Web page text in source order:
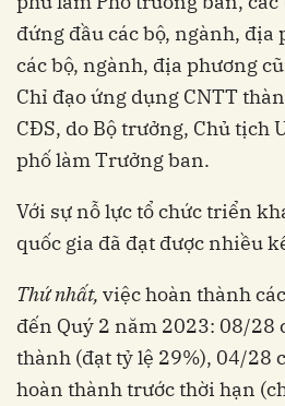
đứng đầu các bộ, ngành,
các bộ, ngành, địa phương
Chỉ đạo ứng dụng CNTT
CĐS, do Bộ trưởng, Chủ tịch
phố làm Trưởng ban.
Với sự nỗ lực tổ chức triển
quốc gia đã đạt được nhiều
Thứ nhất, việc hoàn thành
đến Quý 2 năm 2023: 08/28
thành (đạt tỷ lệ 29%), 04/28
hoàn thành trước thời hạn